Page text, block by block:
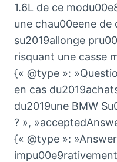
1.6L de ce
une chau00eene de
su2019allonge
risquant une casse
{« @type »:
en cas
du2019une BMW
? »,
{« @type »: